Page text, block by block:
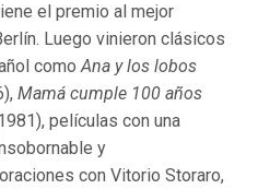
el premio al mejor
Luego vinieron clásicos
comoAna y los lobos
Mamá cumple 100 años
películas con una
y
con Vitorio Storaro,